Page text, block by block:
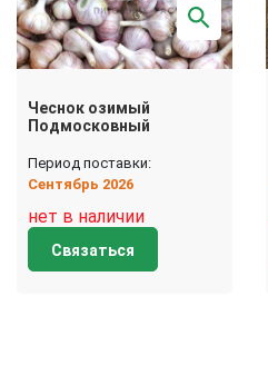
Чеснок озимый
Подмосковный
Период поставки:
Сентябрь 2026
нет в наличии
Связаться